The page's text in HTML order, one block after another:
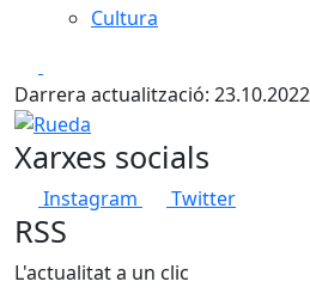
Cultura
Darrera actualització:
Rueda
Xarxes socials
Instagram Twitter
RSS
L'actualitat a un clic